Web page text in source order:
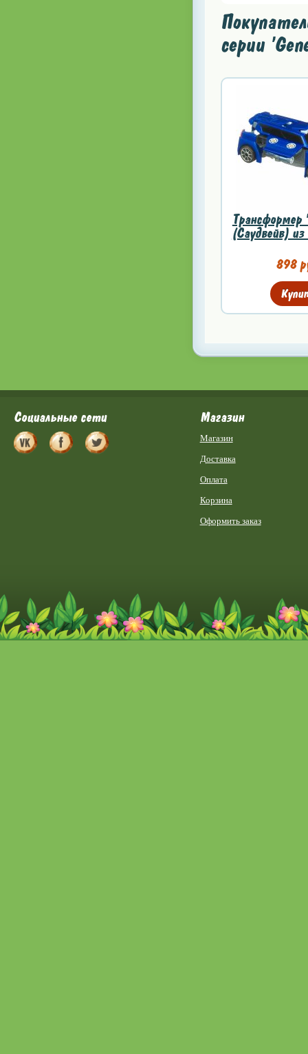
серии
Трансформер
(Саудвейв)
898
Социальные сети Магазин
Магазин
Доставка
Оплата
Корзина
Оформить заказ